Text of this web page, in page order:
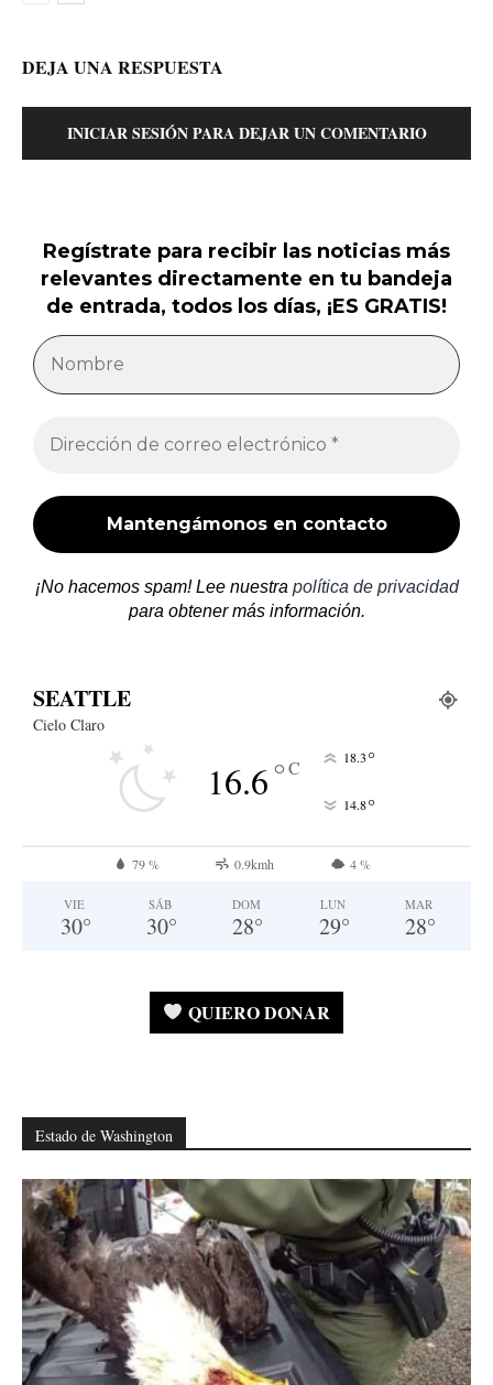
DEJA UNA RESPUESTA
INICIAR SESIÓN PARA DEJAR UN COMENTARIO
Regístrate para recibir las noticias más
relevantes directamente en tu bandeja
de entrada, todos los días, ¡ES GRATIS!
¡No hacemos spam! Lee nuestra política de privacidad
para obtener más información.
SEATTLE
Cielo Claro
16.6°C 18.3°
14.8°
79 % 0.9kmh 4 %
VIE
30°
SÁB
30°
DOM
28°
LUN
29°
MAR
28°
QUIERO DONAR
Estado de Washington